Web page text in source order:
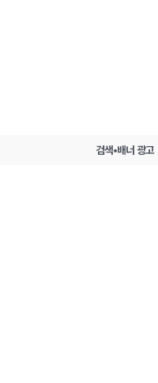
검색•배너 광고